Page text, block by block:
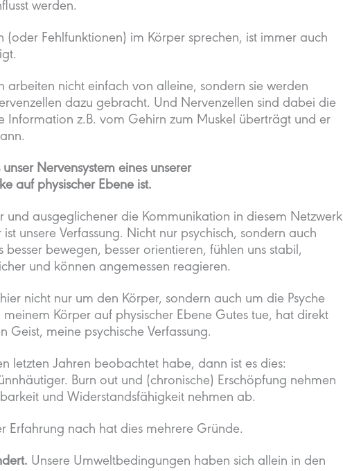
werden.
(oder Fehlfunktionen) im Körper sprechen, ist immer auch
arbeiten nicht einfach von alleine, sondern sie werden
dazu gebracht. Und Nervenzellen sind dabei die
Information z.B. vom Gehirn zum Muskel überträgt und er
Nervensystem eines unserer
auf physischer Ebene ist.
und ausgeglichener die Kommunikation in diesem Netzwerk
unsere Verfassung. Nicht nur psychisch, sondern auch
besser bewegen, besser orientieren, fühlen uns stabil,
und können angemessen reagieren.
nicht nur um den Körper, sondern auch um die Psyche
Körper auf physischer Ebene Gutes tue, hat direkt
Geist, meine psychische Verfassung.
letzten Jahren beobachtet habe, dann ist es dies:
Burn out und (chronische) Erschöpfung nehmen
und Widerstandsfähigkeit nehmen ab.
Erfahrung nach hat dies mehrere Gründe.
Unsere Umweltbedingungen haben sich allein in den